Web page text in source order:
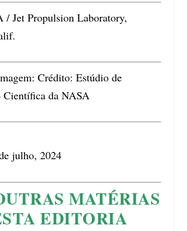
/ Jet Propulsion Laboratory,
Crédito: Estúdio de
Científica da NASA
julho, 2024
MATÉRIAS
EDITORIA